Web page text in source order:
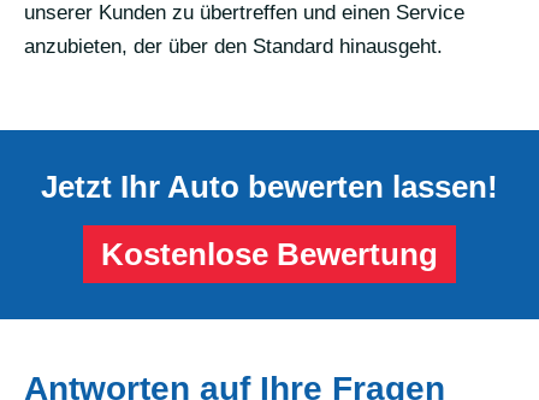
unserer Kunden zu übertreffen und einen Service
anzubieten, der über den Standard hinausgeht.
Jetzt Ihr Auto bewerten lassen!
Kostenlose Bewertung
Antworten auf Ihre Fragen